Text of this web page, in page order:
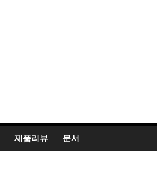
제품리뷰 문서